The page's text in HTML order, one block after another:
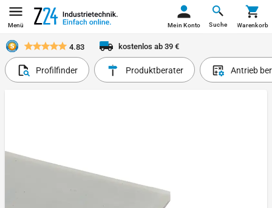
Menü Suche
Mein Konto Warenkorb
4.83 kostenlos ab 39 €
Profilfinder Produktberater Antrieb